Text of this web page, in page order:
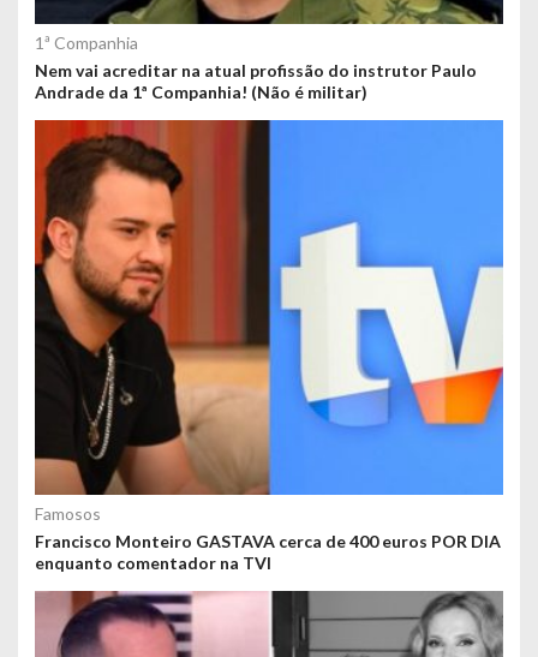
1ª Companhia
Nem vai acreditar na atual profissão do instrutor Paulo
Andrade da 1ª Companhia! (Não é militar)
Famosos
Francisco Monteiro GASTAVA cerca de 400 euros POR DIA
enquanto comentador na TVI